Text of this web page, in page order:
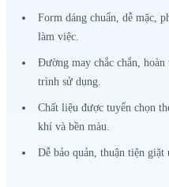
Form dáng chuẩn, dễ mặc,
làm việc.
Đường may chắc chắn, hoàn
trình sử dụng.
Chất liệu được tuyển chọn
khí và bền màu.
Dễ bảo quản, thuận tiện